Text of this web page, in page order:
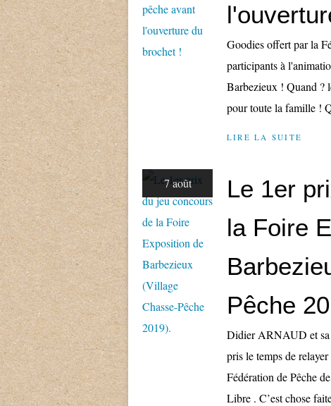
Goodies offert par la
participants à
Barbezieux ! Quand
pour toute la famille !
LIRE LA SUITE
7 août
Le 1er
la Foire
Pêche
Didier ARNAUD et sa
pris le temps de
Fédération de Pêche
Libre . C’est chose